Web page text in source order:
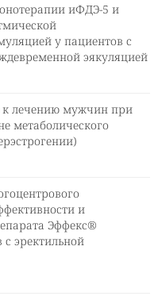
иФДЭ-5 и
у пациентов с
эякуляцией
лечению мужчин при
метаболического
и
Эффекс®
эректильной